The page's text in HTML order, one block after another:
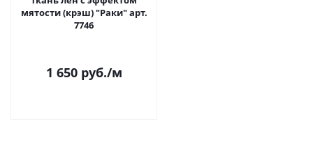
мятости (крэш) "Раки" арт.
7746
1 650руб./м